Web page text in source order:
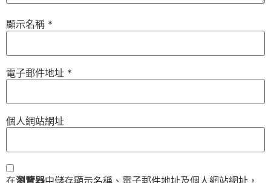
顯示名稱 *
電子郵件地址 *
個人網站網址
在瀏覽器中儲存顯示名稱、電子郵件地址及個人網站網址，